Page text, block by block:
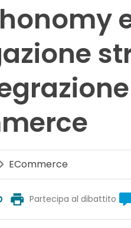
ECommerce
Partecipa al dibattito